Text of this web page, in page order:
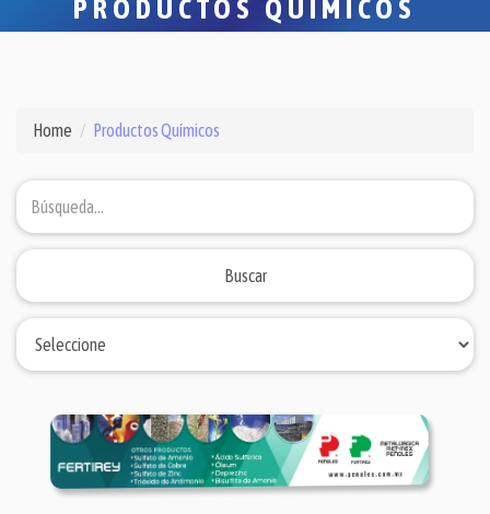
PRODUCTOS QUÍMICOS
Home Productos Químicos